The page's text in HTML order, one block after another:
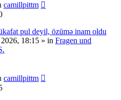
camillpittm
pul deyil, özümə inam oldu
18:15 » in Fragen und
camillpittm